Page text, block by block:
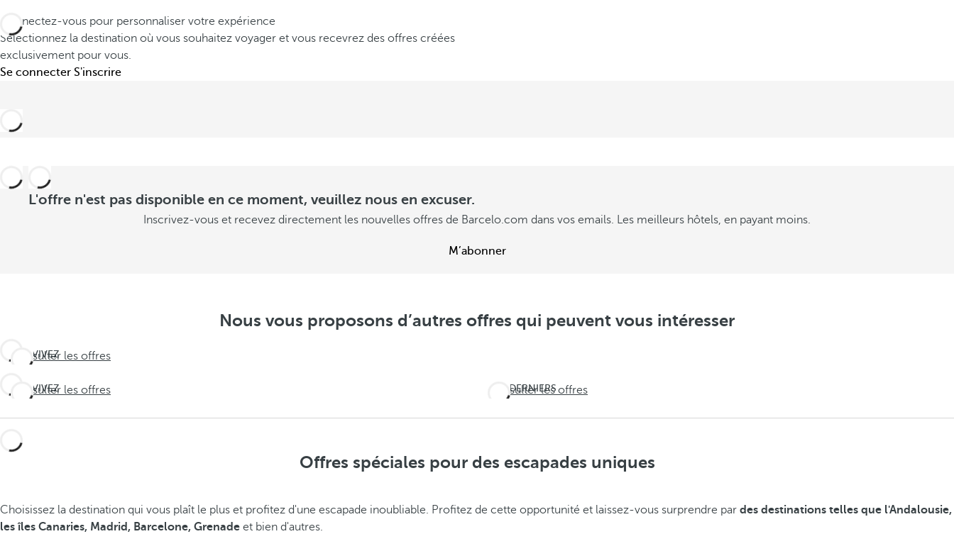
Connectez-vous pour personnaliser votre expérience
Sélectionnez la destination où vous souhaitez voyager et vous recevrez des offres créées
exclusivement pour vous.
Se connecter S'inscrire
L'offre n'est pas disponible en ce moment, veuillez nous en excuser.
Inscrivez-vous et recevez directement les nouvelles offres de Barcelo.com dans vos emails. Les meilleurs hôtels, en payant moins.
M’abonner
Nous vous proposons d’autres offres qui peuvent vous intéresser
VIVEZ
Travel
deeper
Consulter les offres
VIVEZ
Travel
Consulter les offres
DERNIERS
Ne
pas l'été
Consulter les offres
Offres spéciales pour des escapades uniques
Choisissez la destination qui vous plaît le plus et profitez d'une escapade inoubliable. Profitez de cette opportunité et laissez-vous surprendre par des destinations telles que l'Andalousie,
les îles Canaries, Madrid, Barcelone, Grenade et bien d'autres.